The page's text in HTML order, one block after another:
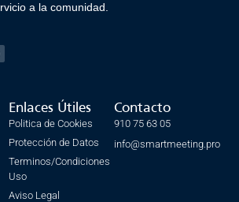
a la comunidad.
Enlaces Útiles
Politica de Cookies
Protección de Datos
Terminos/Condiciones
Uso
Aviso Legal
Contacto
910 75 63 05
info@smartmeeting.pro